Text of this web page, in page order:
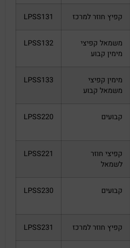
קפיץ חוזר למרכז LPSS131
משמאל קפיצי
מימין קבוע
LPSS132
מימין קפיצי
משמאל קבוע
LPSS133
קבועים LPSS220
קפיצי חוזר
לשמאל
LPSS221
קבועים LPSS230
קפיץ חוזר למרכז LPSS231